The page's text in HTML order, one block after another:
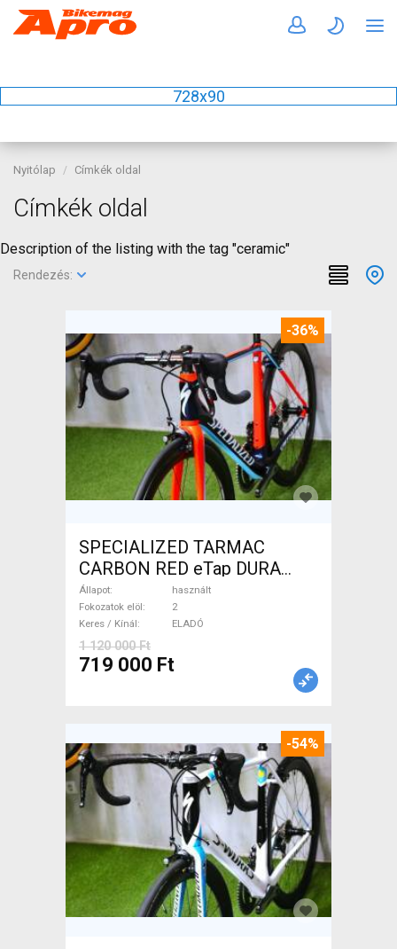
728x90
Nyitólap Címkék oldal
Címkék oldal
Description of the listing with the tag "ceramic"
Rendezés:
-36%
SPECIALIZED TARMAC
CARBON RED eTap DURA
Országúti használt ELADÓ
Állapot
használt
Fokozatok elöl
2
Keres / Kínál
ELADÓ
1 120 000 Ft
719 000 Ft
-54%